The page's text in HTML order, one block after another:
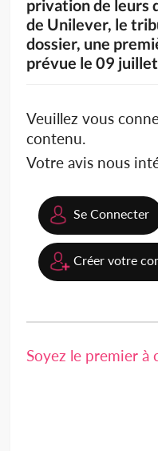
privation de leurs
de Unilever, le
dossier, une
prévue le 09 juillet
Veuillez vous
contenu.
Votre avis nous
Se Connecter
Créer votre
Soyez le premier